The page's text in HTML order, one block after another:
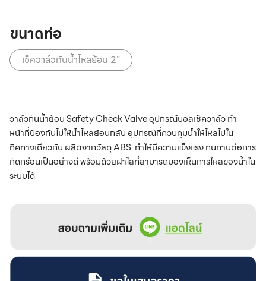
ขนาดท่อ
เช็ควาล์วกันน้ำไหลย้อน 2”
วาล์วกันน้ำย้อน Safety Check Valve อุปกรณ์บอลเช็ควาล์ว ทำ
หน้าที่ป้องกันไม่ให้น้ำไหลย้อนกลับ อุปกรณ์ที่ควบคุมน้ำให้ไหลไปใน
ทิศทางเดียวกัน ผลิตจากวัสดุ ABS ทำให้มีความแข็งแรง ทนทานต่อการ
กัดกร่อนเป็นอย่างดี พร้อมด้วยฝาใสที่สามารถมองเห็นการไหลของน้ำใน
ระบบได้